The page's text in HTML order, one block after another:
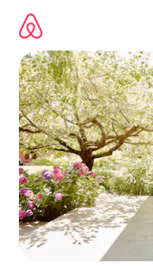
გადასვლა